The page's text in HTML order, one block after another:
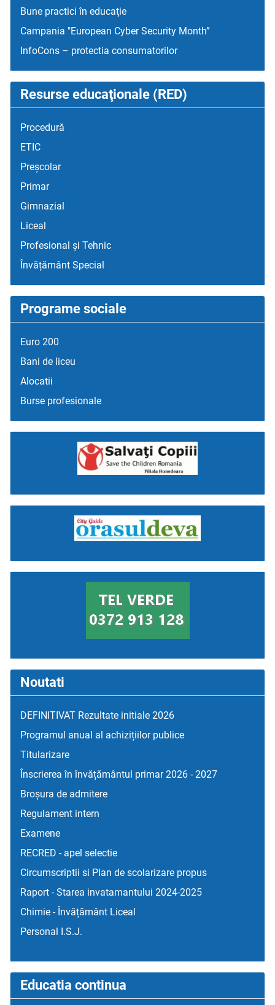
Bune practici în educaţie
Campania "European Cyber Security Month”
InfoCons – protectia consumatorilor
Resurse educaţionale (RED)
Procedură
ETIC
Preșcolar
Primar
Gimnazial
Liceal
Profesional și Tehnic
Învățământ Special
Programe sociale
Euro 200
Bani de liceu
Alocatii
Burse profesionale
Noutati
DEFINITIVAT Rezultate initiale 2026
Programul anual al achizițiilor publice
Titularizare
Înscrierea în învățământul primar 2026 - 2027
Broșura de admitere
Regulament intern
Examene
RECRED - apel selectie
Circumscriptii si Plan de scolarizare propus
Raport - Starea invatamantului 2024-2025
Chimie - Învățământ Liceal
Personal I.S.J.
Educatia continua